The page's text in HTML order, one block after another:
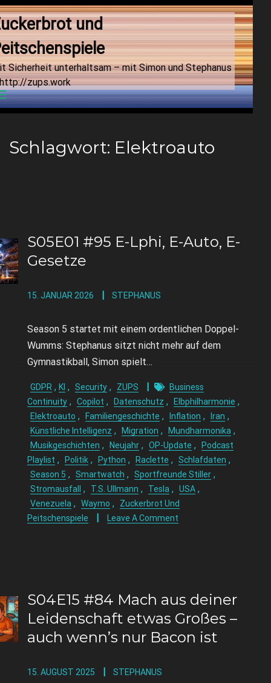
und
Sicherheit unterhaltsam – mit Simon und Stephanus
zups.work
Schlagwort: Elektroauto
S05E01 #95 E-Lphi, E-Auto, E-
Gesetze
15. JANUAR 2026 STEPHANUS
Season 5 startet mit einem ordentlichen Doppel-
Wumms: Stephanus sitzt nicht mehr auf dem
Gymnastikball, Simon spielt…
GDPR , KI , Security , ZUPS
Business
Continuity , Copilot , Datenschutz , Elbphilharmonie ,
Elektroauto , Familiengeschichte , Inflation , Iran ,
Künstliche Intelligenz , Migration , Mundharmonika ,
Musikgeschichten , Neujahr , OP-Update ,
Podcast
Playlist , Politik , Python , Raclette , Schlafdaten ,
Season 5 , Smartwatch , Sportfreunde Stiller ,
Stromausfall , T.S. Ullmann , Tesla , USA ,
Venezuela , Waymo ,
Zuckerbrot Und
Peitschenspiele
Leave A Comment
S04E15 #84 Mach aus deiner
Leidenschaft etwas Großes –
auch wenn’s nur Bacon ist
15. AUGUST 2025 STEPHANUS